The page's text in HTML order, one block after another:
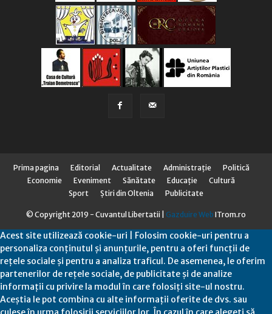
Prima pagina Editorial Actualitate Administraţie
Politică
Economie
Eveniment Sănătate Educaţie
Cultură
Sport
Știri din Oltenia Publicitate
© Copyright 2019 - Cuvantul Libertatii | Gazduire Web ITrom.ro
Acest site utilizează cookie-uri | Folosim cookie-uri pentru a
personaliza conținutul și anunțurile, pentru a oferi funcții de
rețele sociale și pentru a analiza traficul. De asemenea, le oferim
partenerilor de rețele sociale, de publicitate și de analize
informații cu privire la modul în care folosiți site-ul nostru.
Aceștia le pot combina cu alte informații oferite de dvs. sau